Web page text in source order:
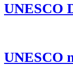
UNESCO
UNESCO